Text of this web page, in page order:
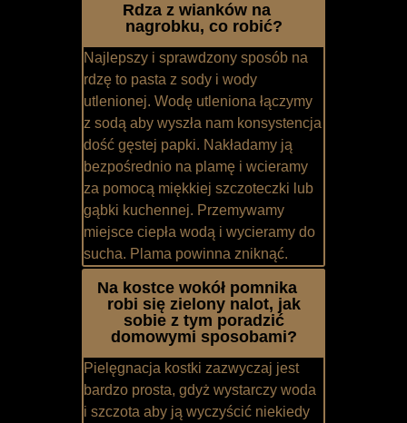
Rdza z wianków na
nagrobku, co robić?
Najlepszy i sprawdzony sposób na
rdzę to pasta z sody i wody
utlenionej. Wodę utleniona łączymy
z sodą aby wyszła nam konsystencja
dość gęstej papki. Nakładamy ją
bezpośrednio na plamę i wcieramy
za pomocą miękkiej szczoteczki lub
gąbki kuchennej. Przemywamy
miejsce ciepła wodą i wycieramy do
sucha. Plama powinna zniknąć.
Na kostce wokół pomnika
robi się zielony nalot, jak
sobie z tym poradzić
domowymi sposobami?
Pielęgnacja kostki zazwyczaj jest
bardzo prosta, gdyż wystarczy woda
i szczota aby ją wyczyścić niekiedy